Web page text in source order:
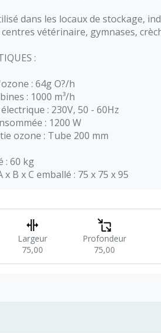
dans les locaux de stockage,
vétérinaire, gymnases,
:
: 64g O?/h
: 1000 m³/h
: 230V, 50 - 60Hz
: 1200 W
ozone : Tube 200 mm
: 60 kg
B x C emballé : 75 x 75 x 95
Largeur
75,00
Profondeur
75,00